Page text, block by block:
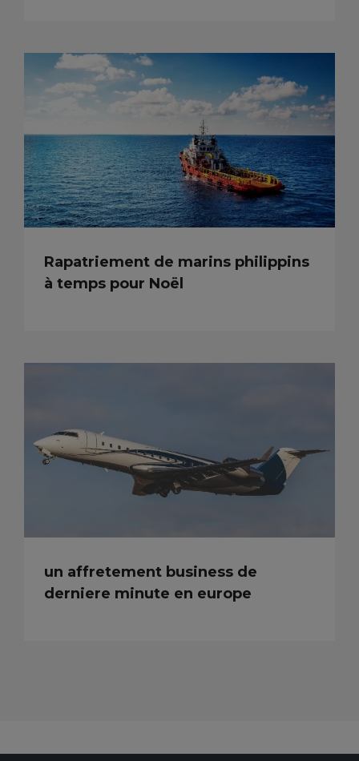
Rapatriement de marins philippins
à temps pour Noël
un affretement business de
derniere minute en europe